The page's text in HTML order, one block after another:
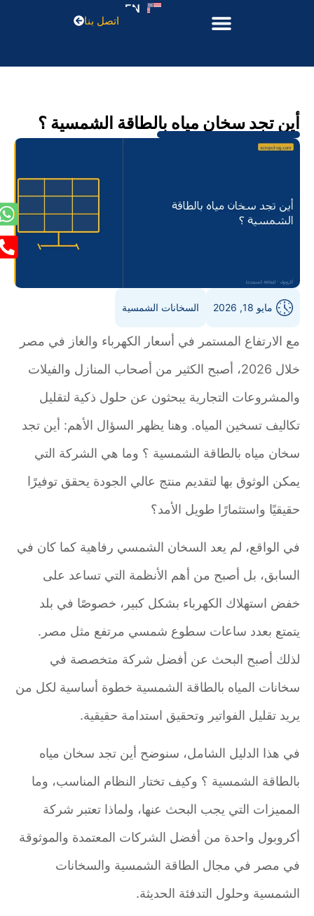
EN
اتصل بنا
أين تجد سخان مياه بالطاقة الشمسية ؟
مايو 18, 2026 السخانات الشمسية
مع الارتفاع المستمر في أسعار الكهرباء والغاز في مصر
خلال 2026، أصبح الكثير من أصحاب المنازل والفيلات
والمشروعات التجارية يبحثون عن حلول ذكية لتقليل
تكاليف تسخين المياه. وهنا يظهر السؤال الأهم: أين تجد
سخان مياه بالطاقة الشمسية ؟ وما هي الشركة التي
يمكن الوثوق بها لتقديم منتج عالي الجودة يحقق توفيرًا
حقيقيًا واستثمارًا طويل الأمد؟
في الواقع، لم يعد السخان الشمسي رفاهية كما كان في
السابق، بل أصبح من أهم الأنظمة التي تساعد على
خفض استهلاك الكهرباء بشكل كبير، خصوصًا في بلد
يتمتع بعدد ساعات سطوع شمسي مرتفع مثل مصر.
لذلك أصبح البحث عن أفضل شركة متخصصة في
سخانات المياه بالطاقة الشمسية خطوة أساسية لكل من
يريد تقليل الفواتير وتحقيق استدامة حقيقية.
في هذا الدليل الشامل، سنوضح أين تجد سخان مياه
بالطاقة الشمسية ؟ وكيف تختار النظام المناسب، وما
المميزات التي يجب البحث عنها، ولماذا تعتبر شركة
أكروبول واحدة من أفضل الشركات المعتمدة والموثوقة
في مصر في مجال الطاقة الشمسية والسخانات
الشمسية وحلول التدفئة الحديثة.